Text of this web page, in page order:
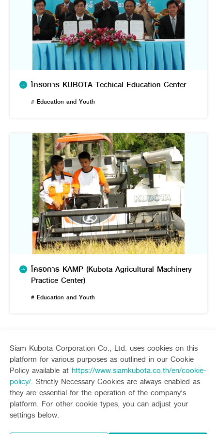
Siam Kubota Corporation Co., Ltd. uses cookies on this
platform for various purposes as outlined in our Cookie
Policy available at https://www.siamkubota.co.th/en/cookie-
policy/. Strictly Necessary Cookies are always enabled as
they are essential for the operation of the company’s
platform. For other cookie types, you can adjust your
settings below.
โครงการ KUBOTA Techical Education Center
# Education and Youth
โครงการ KAMP (Kubota Agricultural Machinery
Practice Center)
# Education and Youth
Sitemap
Agriculture
Tractor
Tractor implement
Combine Harvester
Construction
Mini-excavator
Mini-excavator Implement
Agricultural Innovation
Follow up channel KUBOTA CONNECT :